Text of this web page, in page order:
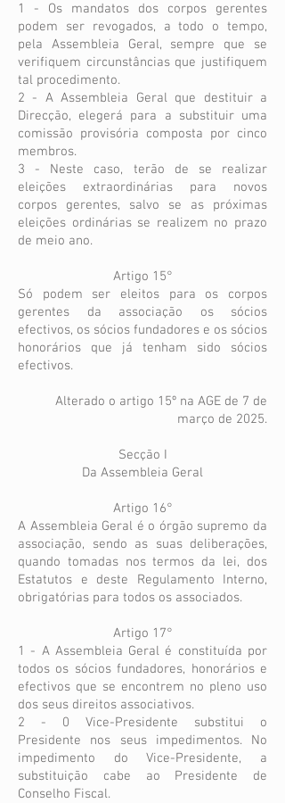
1 - Os mandatos dos corpos gerentes
podem ser revogados, a todo o tempo,
pela Assembleia Geral, sempre que se
verifiquem circunstâncias que justifiquem
tal procedimento.
2 - A Assembleia Geral que destituir a
Direcção, elegerá para a substituir uma
comissão provisória composta por cinco
membros.
3 - Neste caso, terão de se realizar
eleições extraordinárias para novos
corpos gerentes, salvo se as próximas
eleições ordinárias se realizem no prazo
de meio ano.
Artigo 15°
Só podem ser eleitos para os corpos
gerentes da associação os sócios
efectivos, os sócios fundadores e os sócios
honorários que já tenham sido sócios
efectivos.
Alterado o artigo 15º na AGE de 7 de
março de 2025.
Secção I
Da Assembleia Geral
Artigo 16°
A Assembleia Geral é o órgão supremo da
associação, sendo as suas deliberações,
quando tomadas nos termos da lei, dos
Estatutos e deste Regulamento Interno,
obrigatórias para todos os associados.
Artigo 17°
1 - A Assembleia Geral é constituída por
todos os sócios fundadores, honorários e
efectivos que se encontrem no pleno uso
dos seus direitos associativos.
2 - 0 Vice-Presidente substitui o
Presidente nos seus impedimentos. No
impedimento do Vice-Presidente, a
substituição cabe ao Presidente de
Conselho Fiscal.